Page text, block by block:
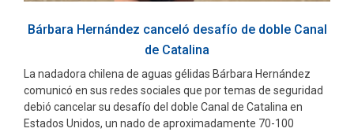
Bárbara Hernández canceló desafío de doble Canal
de Catalina
La nadadora chilena de aguas gélidas Bárbara Hernández
comunicó en sus redes sociales que por temas de seguridad
debió cancelar su desafío del doble Canal de Catalina en
Estados Unidos, un nado de aproximadamente 70-100